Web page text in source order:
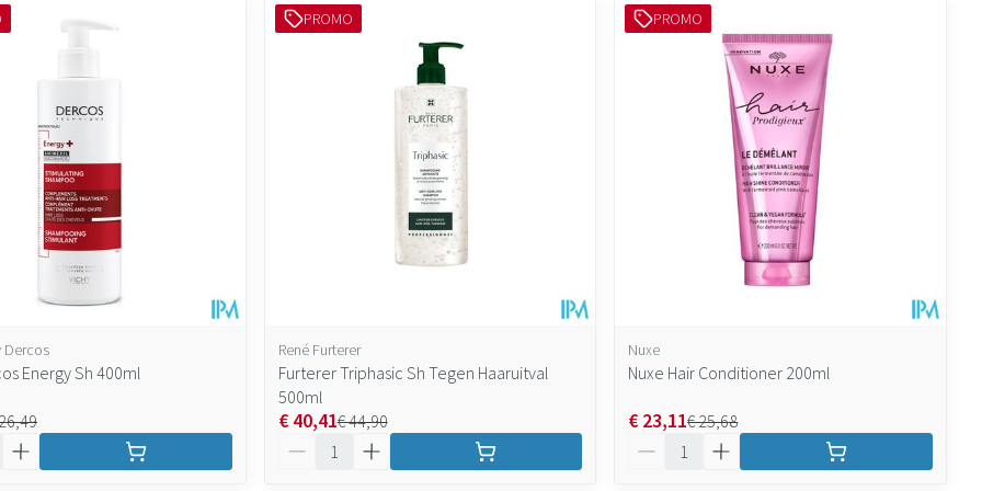
prijswaarden aan te passen.
Dercos
Energy Sh 400ml
PROMO
René Furterer
Furterer Triphasic Sh Tegen Haaruitval
500ml
€ 44,90
€ 40,41
PROMO
Nuxe
Nuxe Hair Conditioner 200ml
€ 25,68
€ 23,11